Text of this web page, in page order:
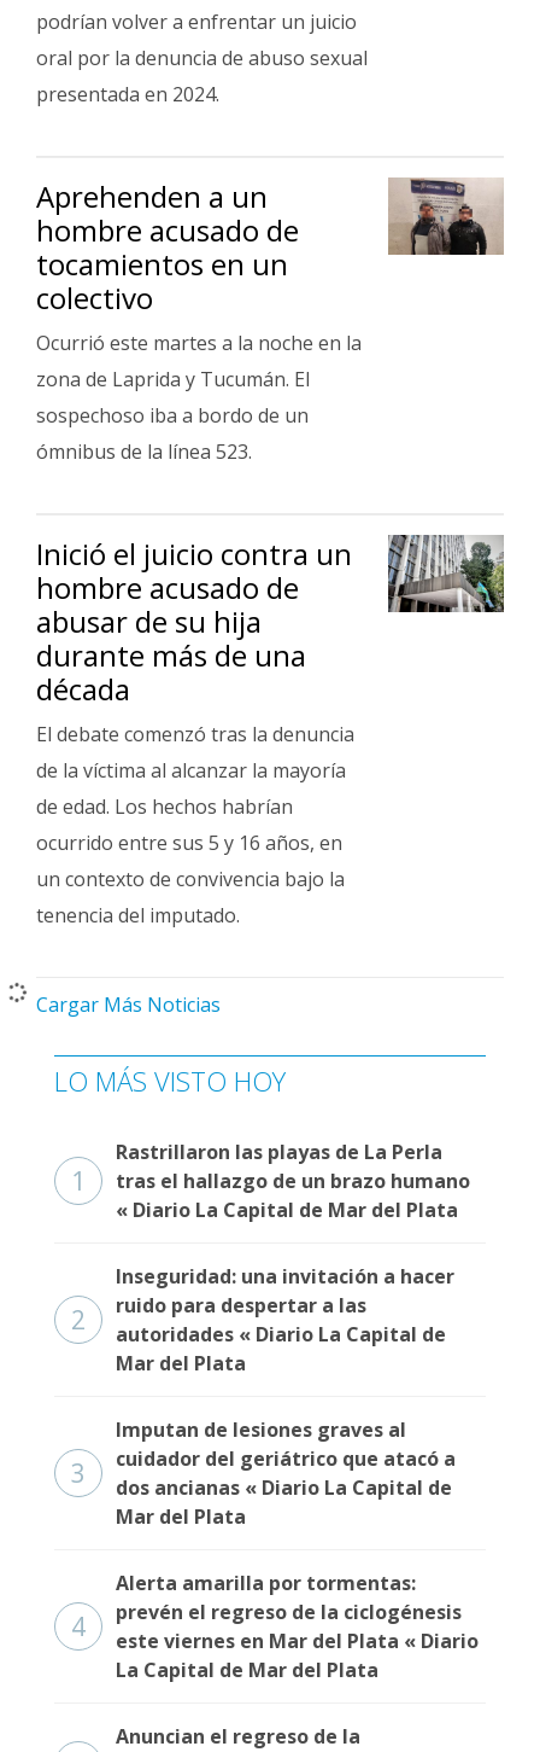
podrían volver a enfrentar un juicio
oral por la denuncia de abuso sexual
presentada en 2024.
Aprehenden a un
hombre acusado de
tocamientos en un
colectivo
Ocurrió este martes a la noche en la
zona de Laprida y Tucumán. El
sospechoso iba a bordo de un
ómnibus de la línea 523.
Inició el juicio contra un
hombre acusado de
abusar de su hija
durante más de una
década
El debate comenzó tras la denuncia
de la víctima al alcanzar la mayoría
de edad. Los hechos habrían
ocurrido entre sus 5 y 16 años, en
un contexto de convivencia bajo la
tenencia del imputado.
Cargar Más Noticias
LO MÁS VISTO HOY
1
Rastrillaron las playas de La Perla
tras el hallazgo de un brazo humano
« Diario La Capital de Mar del Plata
2
Inseguridad: una invitación a hacer
ruido para despertar a las
autoridades « Diario La Capital de
Mar del Plata
3
Imputan de lesiones graves al
cuidador del geriátrico que atacó a
dos ancianas « Diario La Capital de
Mar del Plata
4
Alerta amarilla por tormentas:
prevén el regreso de la ciclogénesis
este viernes en Mar del Plata « Diario
La Capital de Mar del Plata
Anuncian el regreso de la